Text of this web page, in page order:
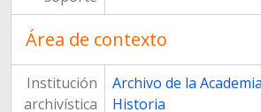
Área de contexto
Institución
archivística
Archivo de la
Historia